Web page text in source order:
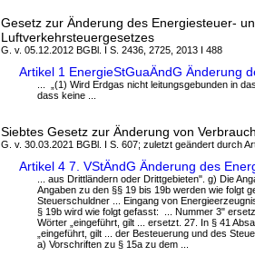
Gesetz zur Änderung des Energiesteuer-
Luftverkehrsteuergesetzes
G. v. 05.12.2012 BGBl. I S. 2436, 2725, 2013 I 488
Artikel 1 EnergieStGuaÄndG Änderung
... „(1) Wird Erdgas nicht leitungsgebunden in
dass keine ...
Siebtes Gesetz zur Änderung von
G. v. 30.03.2021 BGBl. I S. 607; zuletzt geändert durch
Artikel 4 7. VStÄndG Änderung des
... aus Drittländern oder Drittgebieten". g) Die
Angaben zu den §§ 19 bis 19b werden wie folgt
Steuerschuldner ... Eingang von
§ 19b wird wie folgt gefasst: ... Nummer 3"
Wörter „eingeführt, gilt ... ersetzt. 27. In § 41
„eingeführt, gilt ... der Besteuerung und des
a) Vorschriften zu § 15a zu dem ...